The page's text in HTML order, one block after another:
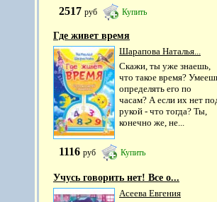
2517 руб Купить
Где живет время
Шарапова Наталья...
Скажи, ты уже знаешь,
что такое время?
определять его по
часам? А если их нет
рукой - что тогда? Ты,
конечно же, не...
1116 руб Купить
Учусь говорить нет! Все о...
Асеева Евгения